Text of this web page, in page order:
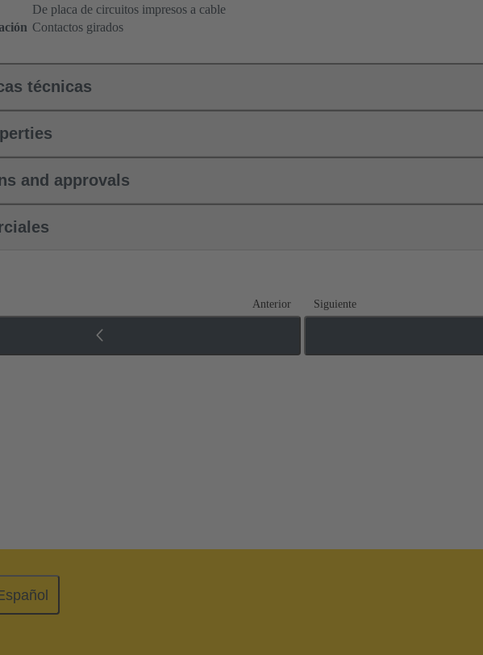
De placa de circuitos impresos a cable
Contactos girados
técnicas
and approvals
Anterior Siguiente